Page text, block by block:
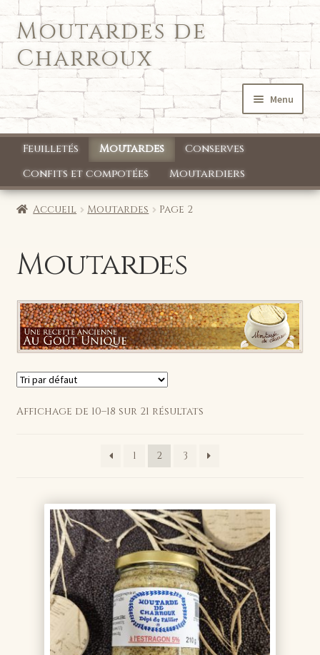
Aller
à
la
navigation
Aller
au
contenu
Moutardes de
Charroux
Menu
Accueil
Qui sommes nous ?
Mon compte
Feuilletés Moutardes
Conserves
Confits et compotées
Moutardiers
Accueil Moutardes Page 2
Moutardes
Affichage de 10–18 sur 21 résultats
1 2 3